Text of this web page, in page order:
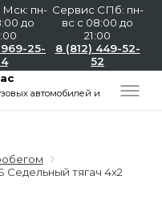
пн-
до
25-
Сервис СПб: пн-
вс с 08:00 до
21:00
8 (812) 449-52-
52
автомобилей и
Седельный тягач 4х2